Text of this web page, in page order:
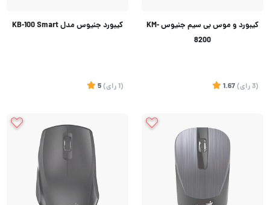
کیبورد و موس بی سیم جنیوس KM-
8200
(3 رای)
1.67
کیبورد جنیوس مدل KB-100 Smart
(1 رای)
5